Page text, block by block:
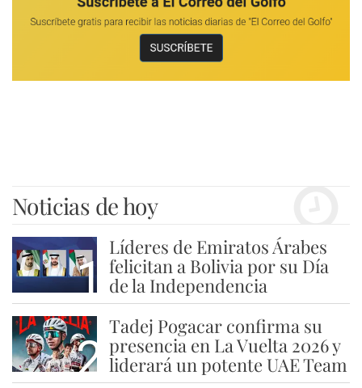
Noticias de hoy
1
Líderes de Emiratos Árabes
felicitan a Bolivia por su Día
de la Independencia
2
Tadej Pogacar confirma su
presencia en La Vuelta 2026 y
liderará un potente UAE Team